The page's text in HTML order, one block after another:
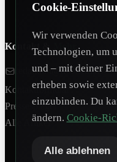
Kontakt & Mehr
redaktion@tivoli12.at
Kontaktformular
Pressespiegel
Alle Artikel
Cookie-
Wir verwenden
Technologien, um
und – mit deiner
erheben sowie
einzubinden. Du
ändern. Cookie-
Alle ablehnen